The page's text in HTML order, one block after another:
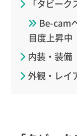
「タビー
Be-cam
目度上昇中
内装・装備
外観・レイ